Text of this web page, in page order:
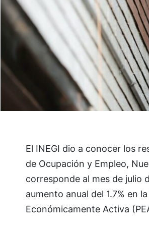
El INEGI dio a conocer los
de Ocupación y Empleo,
corresponde al mes de julio
aumento anual del 1.7% en
Económicamente Activa